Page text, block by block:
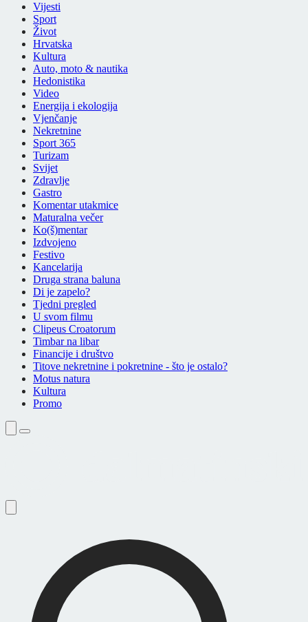
Vijesti
Sport
Život
Hrvatska
Kultura
Auto, moto & nautika
Hedonistika
Video
Energija i ekologija
Vjenčanje
Nekretnine
Sport 365
Turizam
Svijet
Zdravlje
Gastro
Komentar utakmice
Maturalna večer
Ko(š)mentar
Izdvojeno
Festivo
Kancelarija
Druga strana baluna
Di je zapelo?
Tjedni pregled
U svom filmu
Clipeus Croatorum
Timbar na libar
Financije i društvo
Titove nekretnine i pokretnine - što je ostalo?
Motus natura
Kultura
Promo